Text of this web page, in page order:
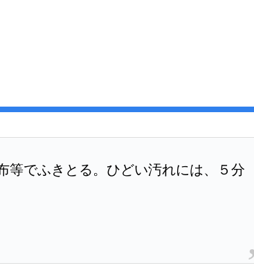
等でふきとる。ひどい汚れには、５分